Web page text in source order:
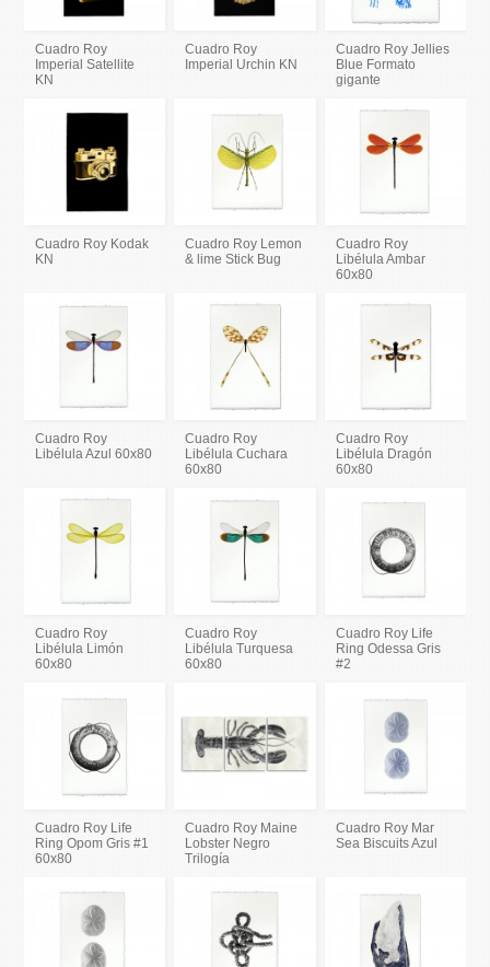
Cuadro Roy
Imperial Satellite
KN
Cuadro Roy
Imperial Urchin KN
Cuadro Roy Jellies
Blue Formato
gigante
Cuadro Roy Kodak
KN
Cuadro Roy Lemon
& lime Stick Bug
Cuadro Roy
Libélula Ambar
60x80
Cuadro Roy
Libélula Azul 60x80
Cuadro Roy
Libélula Cuchara
60x80
Cuadro Roy
Libélula Dragón
60x80
Cuadro Roy
Libélula Limón
60x80
Cuadro Roy
Libélula Turquesa
60x80
Cuadro Roy Life
Ring Odessa Gris
#2
Cuadro Roy Life
Ring Opom Gris #1
60x80
Cuadro Roy Maine
Lobster Negro
Trilogía
Cuadro Roy Mar
Sea Biscuits Azul